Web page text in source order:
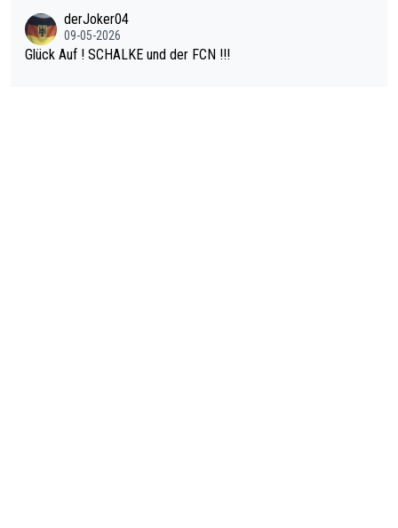
erden, im Arm hat. Und, dass Medikamente ihm helfen! Ich glau
be immer noch, dass sehr viele der Dartits-Fälle fälschlich psy
derJoker04
09-05-2026
Glück Auf ! SCHALKE und der FCN !!!